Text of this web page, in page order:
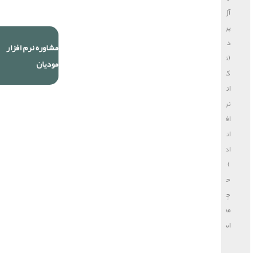
مشاوره نرم افزار
مودیان
آل
پردازش
دایا
(تولید
کننده
انواع
نرم
افزار
اتوماسیون
اداری
)
حق
چاپ
محفوظ
است